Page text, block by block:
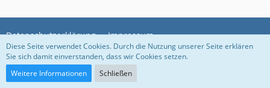
Datenschutzerklärung Impressum
Community-Software:
Diese Seite verwendet Cookies. Durch die Nutzung unserer Seite erklären
Sie sich damit einverstanden, dass wir Cookies setzen.
Weitere Informationen
Schließen